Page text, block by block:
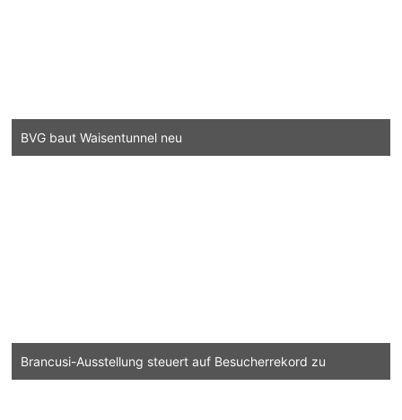
BVG baut Waisentunnel neu
Brancusi-Ausstellung steuert auf Besucherrekord zu